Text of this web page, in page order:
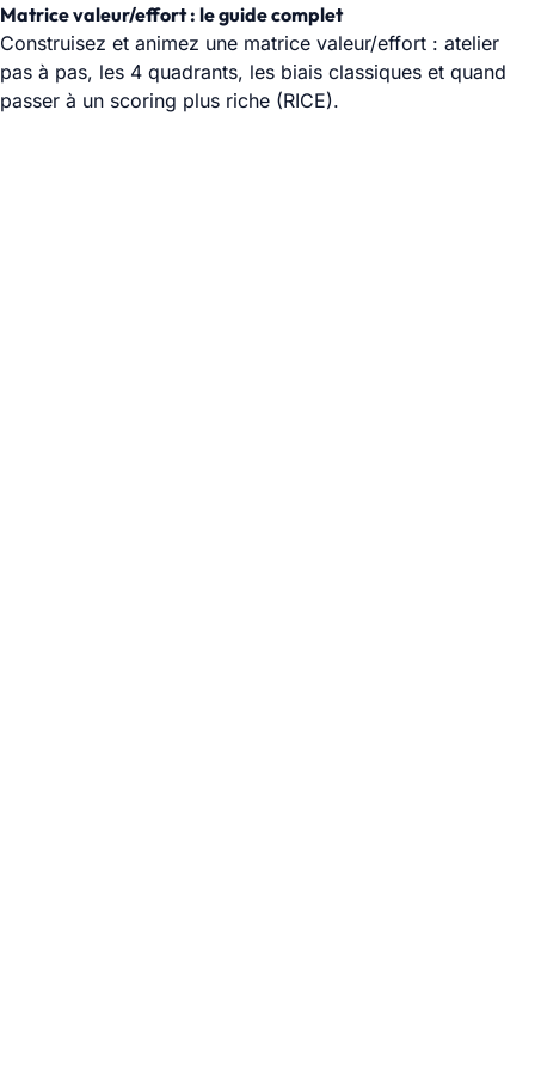
Matrice valeur/effort : le guide complet
Construisez et animez une matrice valeur/effort : atelier
pas à pas, les 4 quadrants, les biais classiques et quand
passer à un scoring plus riche (RICE).